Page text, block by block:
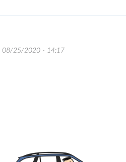
08/25/2020 - 14:17